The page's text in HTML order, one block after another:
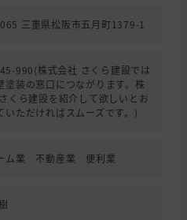
三重県松阪市五月町1379-1
990(株式会社 さくら建設では
塗装の窓口につながります。株
くら建設を紹介して欲しいとお
いただければスムーズです。)
ム業 不動産業 便利業